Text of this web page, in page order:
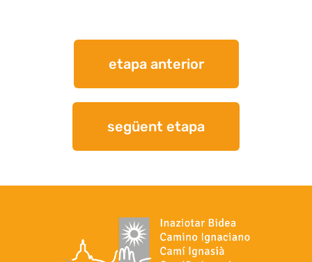
etapa anterior
següent etapa